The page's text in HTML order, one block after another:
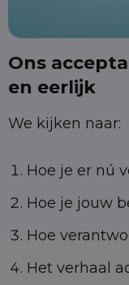
Ons
en eerlijk
We kijken naar:
Hoe je er nú
Hoe je jouw
Hoe
Het verhaal